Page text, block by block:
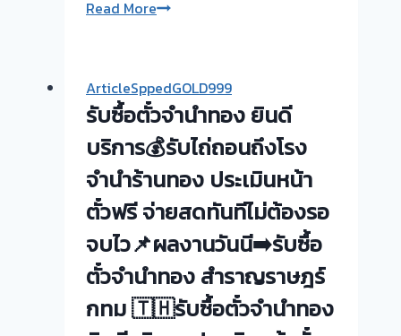
Read Moreรับ
ทอง
กรุงเทพมหานคร
ArticleSppedGOLD999
รับซื้อตั๋วจำนำทอง ยินดี
บริการ💰รับไถ่ถอนถึงโรง
จำนำร้านทอง ประเมินหน้า
ตั๋วฟรี จ่ายสดทันทีไม่ต้องรอ
จบไว📌ผลงานวันนี➡️รับซื้อ
ตั๋วจำนำทอง สำราญราษฎร์
กทม 🇹🇭รับซื้อตั๋วจำนำทอง